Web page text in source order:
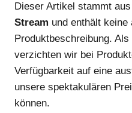
Dieser Artikel stammt
Stream und enthält keine
Produktbeschreibung.
verzichten wir bei
Verfügbarkeit auf eine
unsere spektakulären
können.